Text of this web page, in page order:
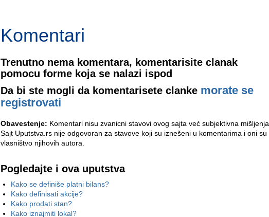
Komentari
Trenutno nema komentara, komentarisite clanak
pomocu forme koja se nalazi ispod
Da bi ste mogli da komentarisete clanke morate se
registrovati
Obavestenje: Komentari nisu zvanicni stavovi ovog sajta već subjektivna mišljenja.
Sajt Uputstva.rs nije odgovoran za stavove koji su iznešeni u komentarima i oni su
vlasništvo njihovih autora.
Pogledajte i ova uputstva
Kako se definiše platni bilans?
Kako definisati akcije?
Kako prodati stan?
Kako iznajmiti lokal?